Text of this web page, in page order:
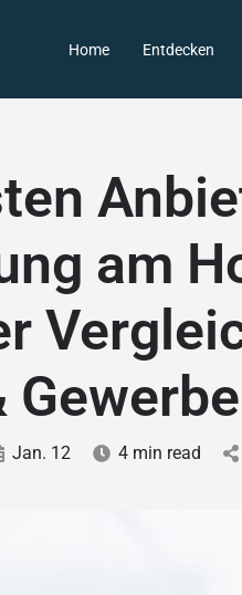
Home Entdecken
am
Gewerbe
Jan. 12 4 min read